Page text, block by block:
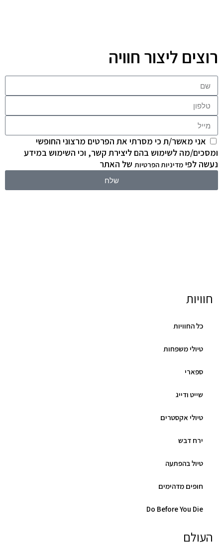
רוצים ליצור חוויה
אני מאשר/ת כי מסרתי את הפרטים מרצוני החופשי
ומסכים/מה לשימוש בהם ליצירת קשר, וכי השימוש במידע
נעשה לפי מדיניות הפרטיות של האתר
שלח
חוויות
כל החוויות
טיולי משפחות
ספארי
שייט ודייג
טיולי אקסטרים
ירח דבש
טיול בהפתעה
חופים מדהימים
Do Before You Die
העולם